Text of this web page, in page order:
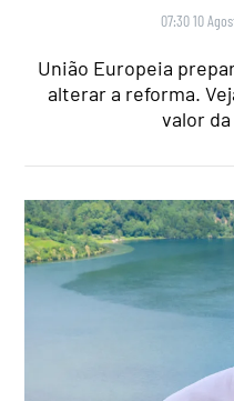
07:30 10
União Europeia
alterar a reforma.
valor